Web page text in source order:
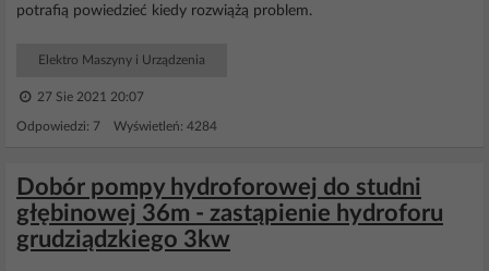
potrafią powiedzieć kiedy rozwiążą problem.
Elektro Maszyny i Urządzenia
27 Sie 2021 20:07
Odpowiedzi: 7 Wyświetleń: 4284
Dobór pompy hydroforowej do studni
głębinowej 36m - zastąpienie hydroforu
grudziądzkiego 3kw